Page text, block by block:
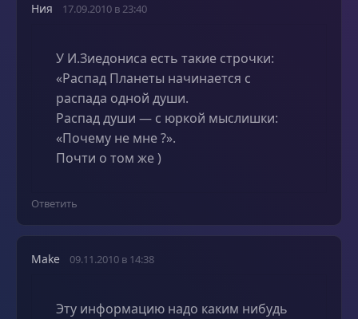
Ния 17.09.2010 в 23:40
У И.Зиедониса есть такие строчки:
«Распад Планеты начинается с
распада одной души.
Распад души — с юркой мыслишки:
«Почему не мне ?».
Почти о том же )
Ответить
Make 09.11.2010 в 14:38
Эту информацию надо каким нибудь